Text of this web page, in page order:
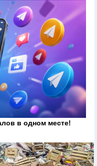
в одном месте!